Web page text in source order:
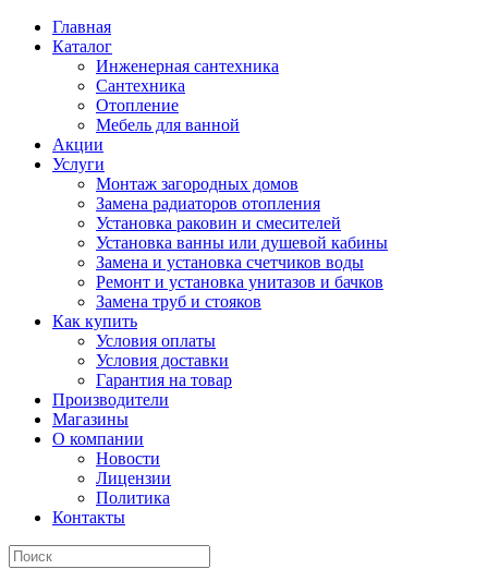
Главная
Каталог
Инженерная сантехника
Сантехника
Отопление
Мебель для ванной
Акции
Услуги
Монтаж загородных домов
Замена радиаторов отопления
Установка раковин и смесителей
Установка ванны или душевой кабины
Замена и установка счетчиков воды
Ремонт и установка унитазов и бачков
Замена труб и стояков
Как купить
Условия оплаты
Условия доставки
Гарантия на товар
Производители
Магазины
О компании
Новости
Лицензии
Политика
Контакты